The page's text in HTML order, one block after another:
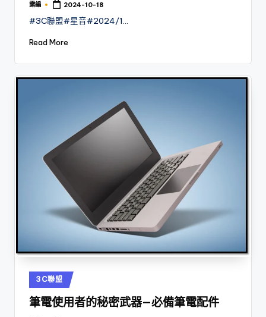
Posted
露編 2024-10-18
#3C聯盟#星音#2024/1…
Read More
Posted
in
3C聯盟
筆電使用者的秘密武器—必備筆電配件